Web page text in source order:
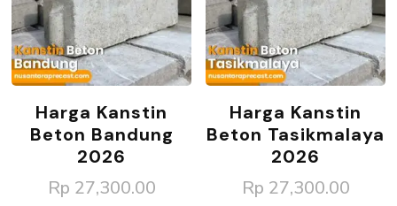
Harga Kanstin
Beton Bandung
2026
Rp 27,300.00
Harga Kanstin
Beton Tasikmalaya
2026
Rp 27,300.00